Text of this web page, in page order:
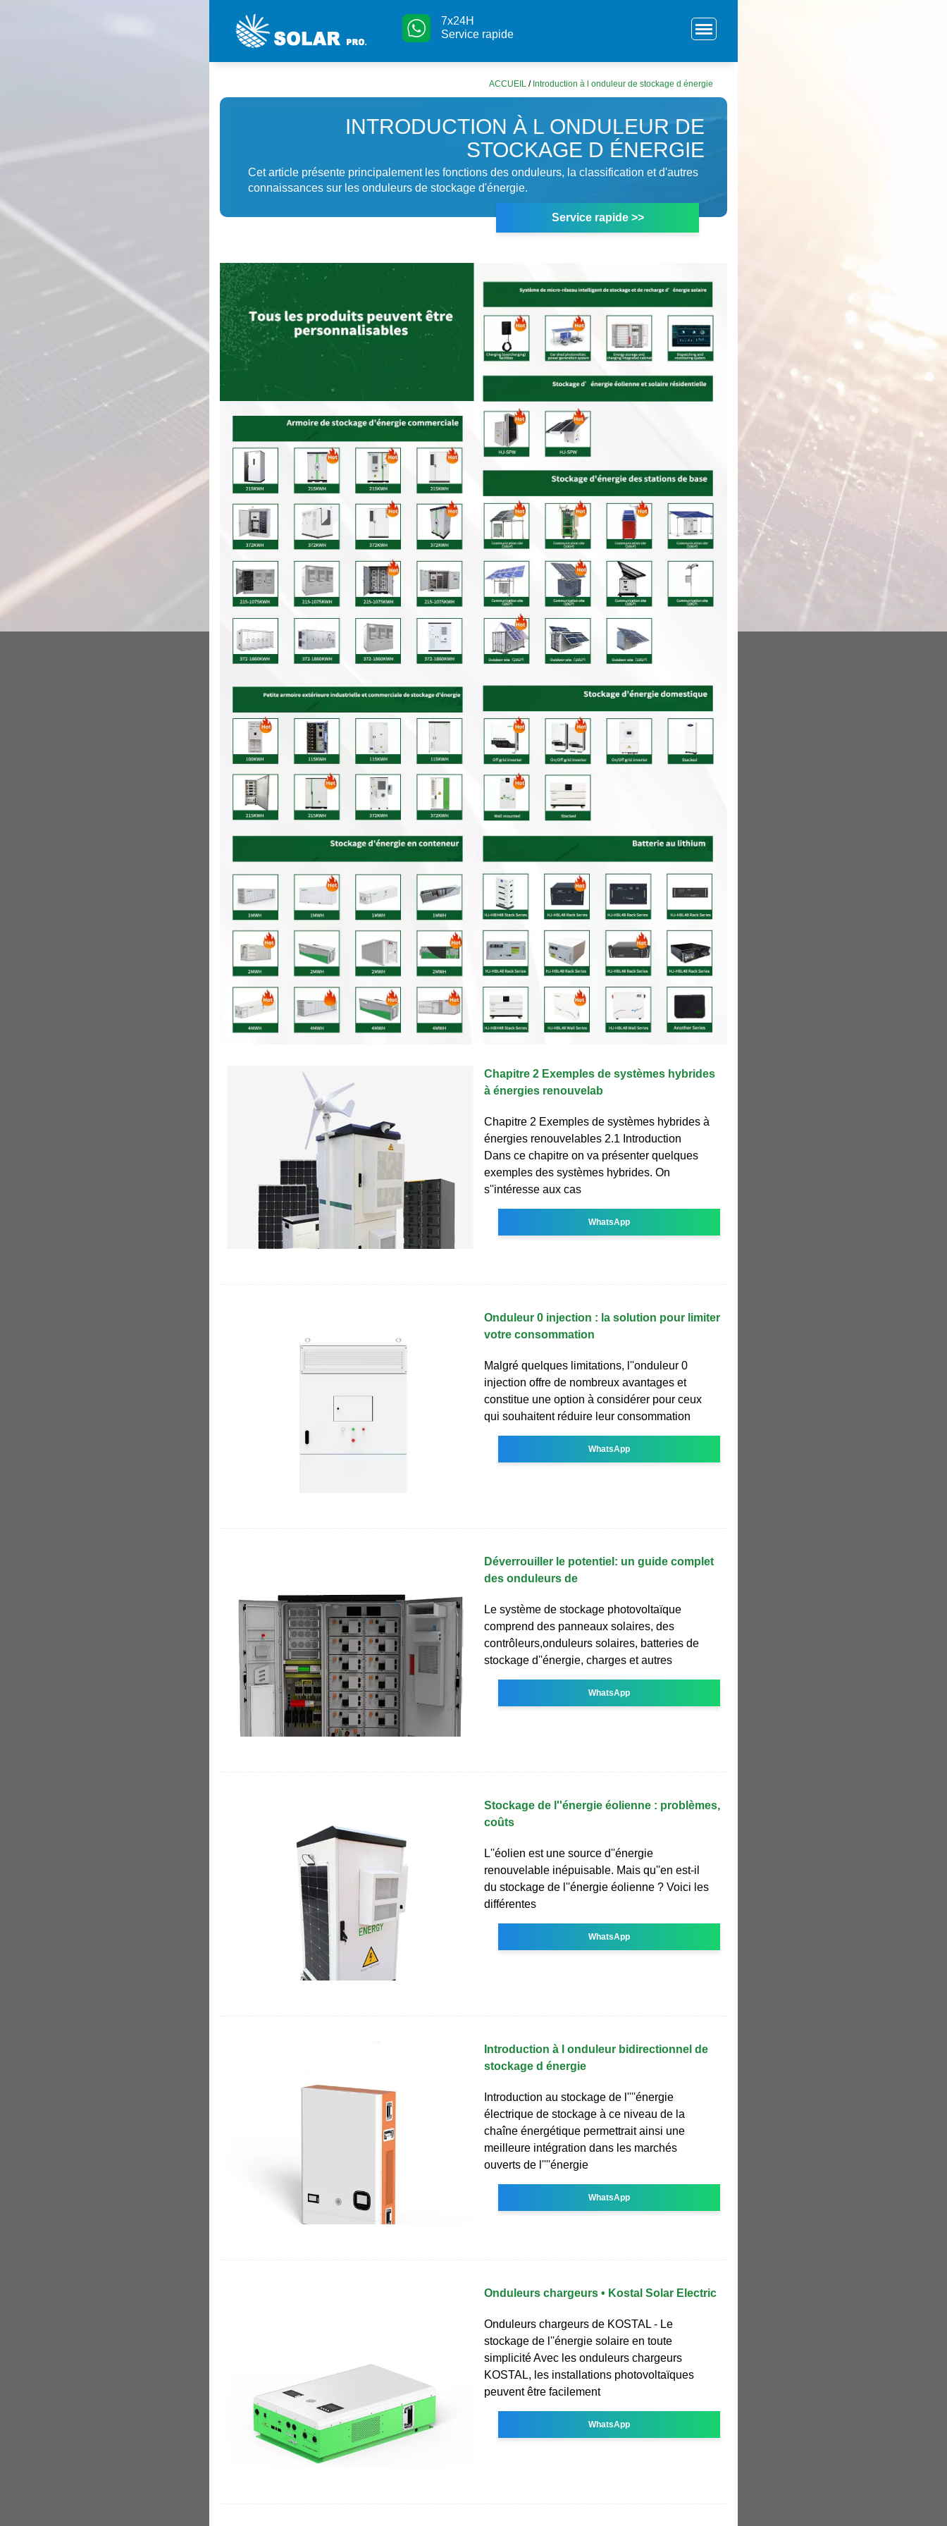
7x24H
Service rapide
ACCUEIL / Introduction à l onduleur de stockage d énergie
INTRODUCTION À L ONDULEUR DE
STOCKAGE D ÉNERGIE
Cet article présente principalement les fonctions des onduleurs, la classification et d'autres
connaissances sur les onduleurs de stockage d'énergie.
Service rapide >>
Chapitre 2 Exemples de systèmes hybrides
à énergies renouvelab
Chapitre 2 Exemples de systèmes hybrides à
énergies renouvelables 2.1 Introduction
Dans ce chapitre on va présenter quelques
exemples des systèmes hybrides. On
s''intéresse aux cas
WhatsApp
Onduleur 0 injection : la solution pour limiter
votre consommation
Malgré quelques limitations, l''onduleur 0
injection offre de nombreux avantages et
constitue une option à considérer pour ceux
qui souhaitent réduire leur consommation
WhatsApp
Déverrouiller le potentiel: un guide complet
des onduleurs de
Le système de stockage photovoltaïque
comprend des panneaux solaires, des
contrôleurs,onduleurs solaires, batteries de
stockage d''énergie, charges et autres
WhatsApp
Stockage de l''énergie éolienne : problèmes,
coûts
L''éolien est une source d''énergie
renouvelable inépuisable. Mais qu''en est-il
du stockage de l''énergie éolienne ? Voici les
différentes
WhatsApp
Introduction à l onduleur bidirectionnel de
stockage d énergie
Introduction au stockage de l''''énergie
électrique de stockage à ce niveau de la
chaîne énergétique permettrait ainsi une
meilleure intégration dans les marchés
ouverts de l''''énergie
WhatsApp
Onduleurs chargeurs • Kostal Solar Electric
Onduleurs chargeurs de KOSTAL - Le
stockage de l''énergie solaire en toute
simplicité Avec les onduleurs chargeurs
KOSTAL, les installations photovoltaïques
peuvent être facilement
WhatsApp